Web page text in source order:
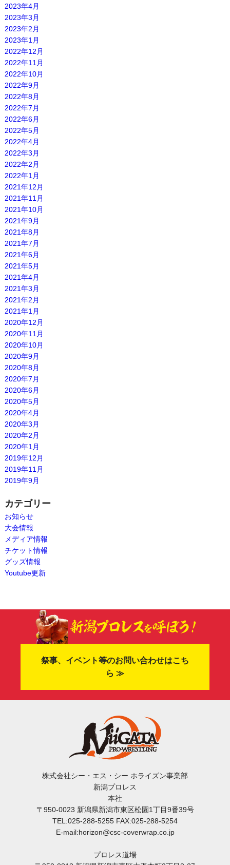
2023年4月
2023年3月
2023年2月
2023年1月
2022年12月
2022年11月
2022年10月
2022年9月
2022年8月
2022年7月
2022年6月
2022年5月
2022年4月
2022年3月
2022年2月
2022年1月
2021年12月
2021年11月
2021年10月
2021年9月
2021年8月
2021年7月
2021年6月
2021年5月
2021年4月
2021年3月
2021年2月
2021年1月
2020年12月
2020年11月
2020年10月
2020年9月
2020年8月
2020年7月
2020年6月
2020年5月
2020年4月
2020年3月
2020年2月
2020年1月
2019年12月
2019年11月
2019年9月
カテゴリー
お知らせ
大会情報
メディア情報
チケット情報
グッズ情報
Youtube更新
祭事、イベント等のお問い合わせはこち
ら ≫
株式会社シー・エス・シー ホライズン事業部
新潟プロレス
本社
〒950-0023 新潟県新潟市東区松園1丁目9番39号
TEL:025-288-5255 FAX:025-288-5254
E-mail:horizon@csc-coverwrap.co.jp
プロレス道場